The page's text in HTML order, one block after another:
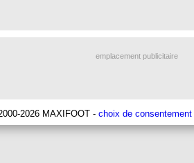
emplacement publicitaire
2026 MAXIFOOT - choix de consentement